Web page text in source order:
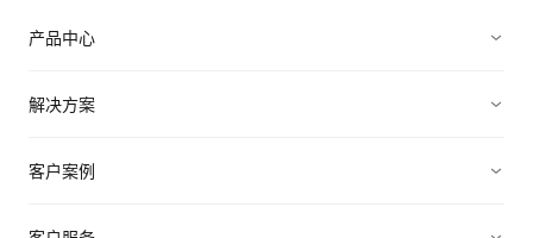
产品中心
销售管理
解决方案
电子制造
客户案例
高科技